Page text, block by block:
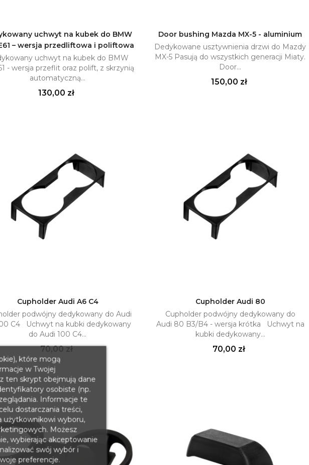
Dodaj do koszyka
uchwyt na kubek do BMW
– wersja przedliftowa i poliftowa
uchwyt na kubek do BMW
- wersja przeflit oraz polift, z skrzynią
automatyczną...
Cena
130,00 zł
 Dodaj do koszyka
Door bushing Mazda MX-5 - aluminium
Dedykowane usztywnienia drzwi do Mazdy
MX-5 Pasują do wszystkich generacji Miaty.
Door...
Cena
150,00 zł
Dodaj do koszyka
Cupholder Audi A6 C4
podwójny dedykowany do Audi
C4 Uchwyt na kubki dedykowany
do Audi 100 C4...
Cena
70,00 zł
Dodaj do koszyka
Cupholder Audi 80
Cupholder podwójny dedykowany do
Audi 80 B3/B4 - wersja krótka Uchwyt na
kubki dedykowany...
Cena
70,00 zł
które mogą
w Twojej
ten skrypt obejmują dane
osobiste (np.
Informacje te
dostarczania treści,
użytkownikowi wyboru,
Możesz
wybierając akceptowanie
swój wybór i
preferencje.